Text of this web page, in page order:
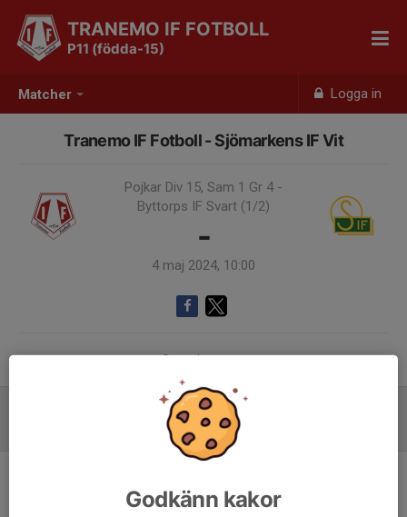
Matcher Logga in
TRANEMO IF FOTBOLL
P11 (födda-15)
Tranemo IF Fotboll - Sjömarkens IF Vit
Pojkar Div 15, Sam 1 Gr 4 -
Byttorps IF Svart (1/2)
-
4 maj 2024, 10:00
Samling 09:00
Inget referat skrivet
Godkänn kakor